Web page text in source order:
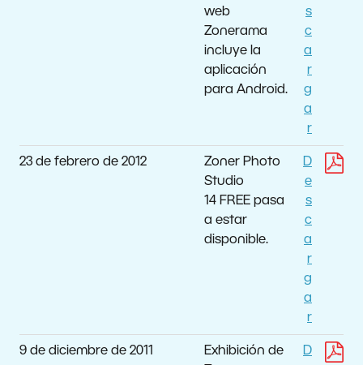
web
Zonerama
incluye la
aplicación
para Android.
s
c
a
r
g
a
r
23 de febrero de 2012
Zoner Photo
Studio
14 FREE pasa
a estar
disponible.
D
e
s
c
a
r
g
a
r
9 de diciembre de 2011
Exhibición de
D